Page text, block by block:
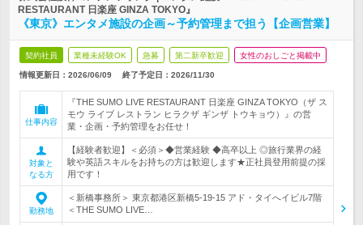
RESTAURANT 日楽座 GINZA TOKYO』
《東京》エンタメ施設の企画～予約管理まで担う【企画営業】
契約社員 業種未経験OK 急募 第二新卒歓迎 女性のおしごと掲載中
情報更新日：2026/06/09 終了予定日： 2026/11/30
仕事内容
『THE SUMO LIVE RESTAURANT 日楽座 GINZA TOKYO（ザ ス
モウ ライブ レストラン ヒラクザ ギンザ トウキョウ）』の営
業・企画・予約管理をお任せ！
対象と
なる方
【経験者歓迎】＜必須＞◆営業経験 ◆高卒以上 ◎旅行業界の経
験や英語スキルをお持ちの方は歓迎します★正社員登用前提の採
用です！
勤務地
＜新橋事務所＞ 東京都港区新橋5-19-15 アド・タイへイビル7階
＜THE SUMO LIVE…